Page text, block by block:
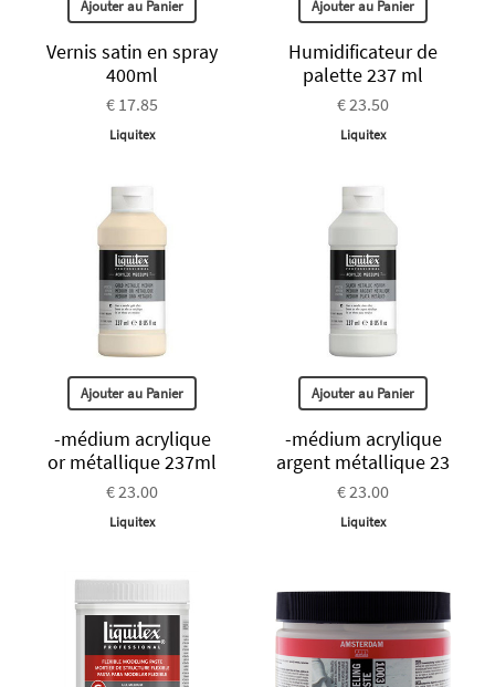
Ajouter au Panier
Vernis satin en spray
400ml
€ 17.85
Liquitex
Ajouter au Panier
Humidificateur de
palette 237 ml
€ 23.50
Liquitex
Ajouter au Panier
-médium acrylique
or métallique 237ml
€ 23.00
Liquitex
Ajouter au Panier
-médium acrylique
argent métallique 23
€ 23.00
Liquitex